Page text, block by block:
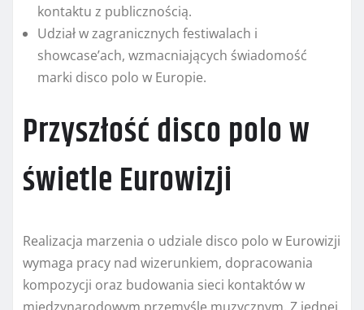
kontaktu z publicznością.
Udział w zagranicznych festiwalach i
showcase’ach, wzmacniających świadomość
marki disco polo w Europie.
Przyszłość disco polo w
świetle Eurowizji
Realizacja marzenia o udziale disco polo w Eurowizji
wymaga pracy nad wizerunkiem, dopracowania
kompozycji oraz budowania sieci kontaktów w